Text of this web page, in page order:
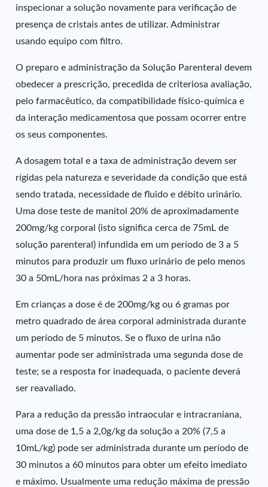
inspecionar a solução novamente para verificação de
presença de cristais antes de utilizar. Administrar
usando equipo com filtro.
O preparo e administração da Solução Parenteral devem
obedecer a prescrição, precedida de criteriosa avaliação,
pelo farmacêutico, da compatibilidade físico-química e
da interação medicamentosa que possam ocorrer entre
os seus componentes.
A dosagem total e a taxa de administração devem ser
rígidas pela natureza e severidade da condição que está
sendo tratada, necessidade de fluido e débito urinário.
Uma dose teste de manitol 20% de aproximadamente
200mg/kg corporal (isto significa cerca de 75mL de
solução parenteral) infundida em um período de 3 a 5
minutos para produzir um fluxo urinário de pelo menos
30 a 50mL/hora nas próximas 2 a 3 horas.
Em crianças a dose é de 200mg/kg ou 6 gramas por
metro quadrado de área corporal administrada durante
um período de 5 minutos. Se o fluxo de urina não
aumentar pode ser administrada uma segunda dose de
teste; se a resposta for inadequada, o paciente deverá
ser reavaliado.
Para a redução da pressão intraocular e intracraniana,
uma dose de 1,5 a 2,0g/kg da solução a 20% (7,5 a
10mL/kg) pode ser administrada durante um período de
30 minutos a 60 minutos para obter um efeito imediato
e máximo. Usualmente uma redução máxima de pressão